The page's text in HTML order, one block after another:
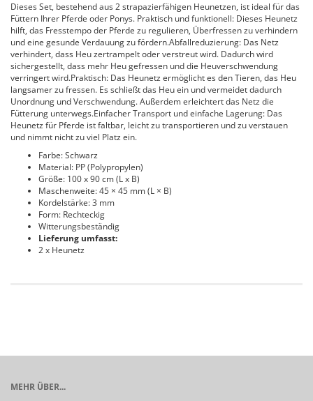
Dieses Set, bestehend aus 2 strapazierfähigen Heunetzen, ist ideal für das
Füttern Ihrer Pferde oder Ponys. Praktisch und funktionell: Dieses Heunetz
hilft, das Fresstempo der Pferde zu regulieren, Überfressen zu verhindern
und eine gesunde Verdauung zu fördern.Abfallreduzierung: Das Netz
verhindert, dass Heu zertrampelt oder verstreut wird. Dadurch wird
sichergestellt, dass mehr Heu gefressen und die Heuverschwendung
verringert wird.Praktisch: Das Heunetz ermöglicht es den Tieren, das Heu
langsamer zu fressen. Es schließt das Heu ein und vermeidet dadurch
Unordnung und Verschwendung. Außerdem erleichtert das Netz die
Fütterung unterwegs.Einfacher Transport und einfache Lagerung: Das
Heunetz für Pferde ist faltbar, leicht zu transportieren und zu verstauen
und nimmt nicht zu viel Platz ein.
Farbe: Schwarz
Material: PP (Polypropylen)
Größe: 100 x 90 cm (L x B)
Maschenweite: 45 × 45 mm (L × B)
Kordelstärke: 3 mm
Form: Rechteckig
Witterungsbeständig
Lieferung umfasst:
2 x Heunetz
MEHR ÜBER...